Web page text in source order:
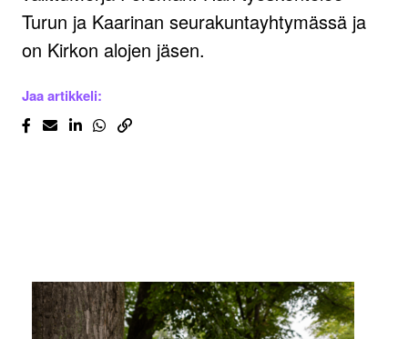
Turun ja Kaarinan seurakuntayhtymässä ja
on Kirkon alojen jäsen.
Jaa artikkeli: